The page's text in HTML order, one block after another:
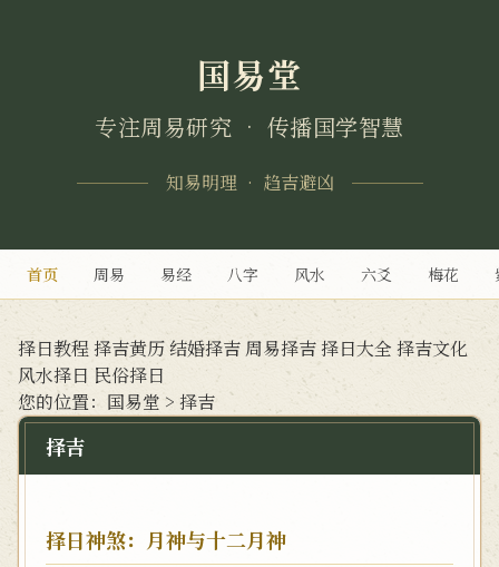
国易堂
专注周易研究 • 传播国学智慧
知易明理 • 趋吉避凶
首页 周易 易经 八字 风水 六爻 梅花
择日教程 择吉黄历结婚择吉 周易择吉择日大全 择吉文化
风水择日 民俗择日
您的位置： 国易堂 > 择吉
择吉
择日神煞：月神与十二月神